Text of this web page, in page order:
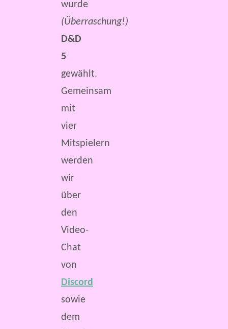
wurde
(Überraschung!)
D&D
5
gewählt.
Gemeinsam
mit
vier
Mitspielern
werden
wir
über
den
Video-
Chat
von
Discord
sowie
dem